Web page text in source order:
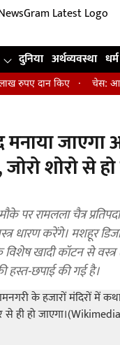
दुनिया अर्थव्यवस्था धर्म
किए चेस: आर
जाएगा
शोरो से
पर रामलला चैत्र
धारण करेंगे। मशहूर
खादी कॉटन से
हस्त-छपाई की गई है।